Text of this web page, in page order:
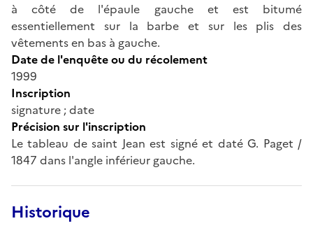
à côté de l'épaule gauche et est bitumé
essentiellement sur la barbe et sur les plis des
vêtements en bas à gauche.
Date de l'enquête ou du récolement
1999
Inscription
signature ; date
Précision sur l'inscription
Le tableau de saint Jean est signé et daté G. Paget /
1847 dans l'angle inférieur gauche.
Historique